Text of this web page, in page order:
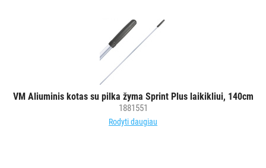
VM Aliuminis kotas su pilka žyma Sprint Plus laikikliui, 140cm
1881551
Rodyti daugiau